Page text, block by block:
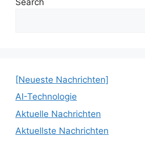
[Neueste Nachrichten]
AI-Technologie
Aktuelle Nachrichten
Aktuellste Nachrichten